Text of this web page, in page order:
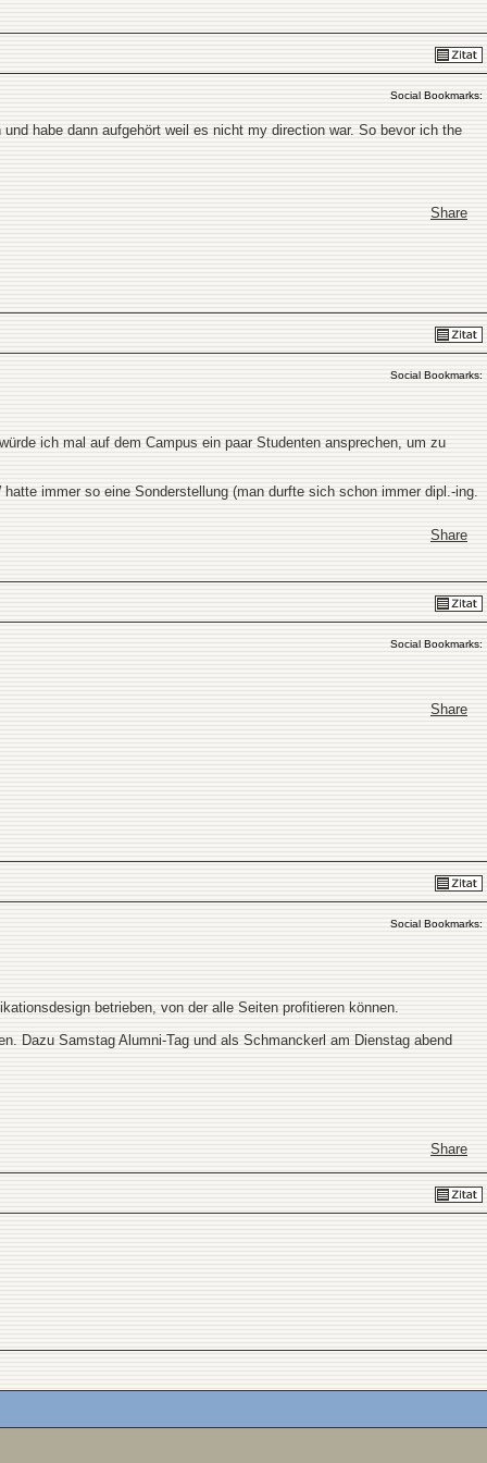
Social Bookmarks:
habe dann aufgehört weil es nicht my direction war. So bevor ich the
Share
Social Bookmarks:
ich mal auf dem Campus ein paar Studenten ansprechen, um zu
immer so eine Sonderstellung (man durfte sich schon immer dipl.-ing.
Share
Social Bookmarks:
Share
Social Bookmarks:
betrieben, von der alle Seiten profitieren können.
Dazu Samstag Alumni-Tag und als Schmanckerl am Dienstag abend
Share